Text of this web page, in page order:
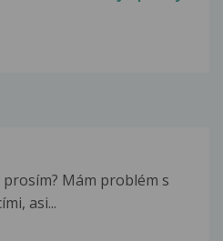
Mám problém s
asi...